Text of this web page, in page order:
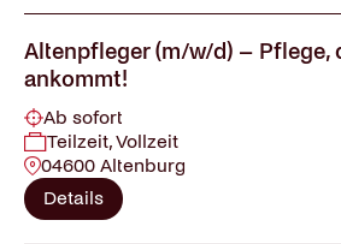
Altenpfleger (m/w/d) – Pflege,
ankommt!
Ab sofort
Teilzeit, Vollzeit
04600 Altenburg
Details